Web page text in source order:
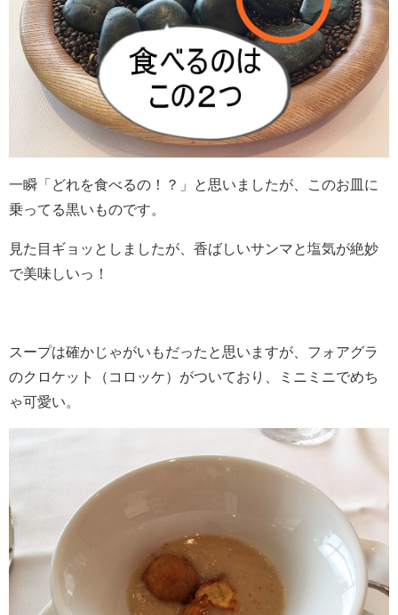
一瞬「どれを食べるの！？」と思いましたが、このお皿に
乗ってる黒いものです。
見た目ギョッとしましたが、香ばしいサンマと塩気が絶妙
で美味しいっ！
スープは確かじゃがいもだったと思いますが、フォアグラ
のクロケット（コロッケ）がついており、ミニミニでめち
ゃ可愛い。